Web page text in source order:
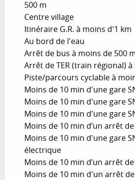
500 m
Centre village
Itinéraire G.R. à moins d'1 km
Au bord de l'eau
Arrêt de bus à moins de 500
Arrêt de TER (train régional)
Piste/parcours cyclable à
Moins de 10 min d'une gare
Moins de 10 min d'une gare
Moins de 10 min d'une gare
Moins de 10 min d’un arrêt
Moins de 10 min d'une gare
électrique
Moins de 10 min d’un arrêt
Moins de 10 min d'un arrêt